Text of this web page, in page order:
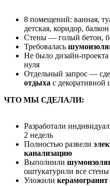
8 помещений: ванная,
детская, коридор, балкон
Стены — голый бетон,
Требовалась
Не было дизайн-
нуля
Отдельный запрос —
отдыха с декоративной
ЧТО МЫ СДЕЛАЛИ:
Разработали
2 недель
Полностью развели
канализацию
Выполнили
оштукатурили все стены
Уложили